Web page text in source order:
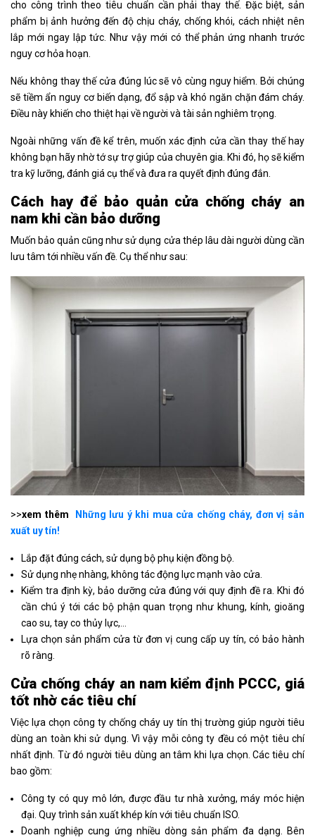
cho công trình theo tiêu chuẩn cần phải thay thế. Đặc biệt, sản
phẩm bị ảnh hưởng đến độ chịu cháy, chống khói, cách nhiệt nên
lắp mới ngay lập tức. Như vậy mới có thể phản ứng nhanh trước
nguy cơ hỏa hoạn.
Nếu không thay thế cửa đúng lúc sẽ vô cùng nguy hiểm. Bởi chúng
sẽ tiềm ẩn nguy cơ biến dạng, đổ sập và khó ngăn chặn đám cháy.
Điều này khiến cho thiệt hại về người và tài sản nghiêm trọng.
Ngoài những vấn đề kể trên, muốn xác định cửa cần thay thế hay
không bạn hãy nhờ tớ sự trợ giúp của chuyên gia. Khi đó, họ sẽ kiểm
tra kỹ lưỡng, đánh giá cụ thể và đưa ra quyết định đúng đắn.
Cách hay để bảo quản cửa chống cháy an
nam khi cần bảo dưỡng
Muốn bảo quản cũng như sử dụng cửa thép lâu dài người dùng cần
lưu tâm tới nhiều vấn đề. Cụ thể như sau:
>>xem thêm
Những lưu ý khi mua cửa chống cháy, đơn vị sản
xuất uy tín!
Lắp đặt đúng cách, sử dụng bộ phụ kiện đồng bộ.
Sử dụng nhẹ nhàng, không tác động lực mạnh vào cửa.
Kiểm tra định kỳ, bảo dưỡng cửa đúng với quy định đề ra. Khi đó
cần chú ý tới các bộ phận quan trọng như khung, kính, gioăng
cao su, tay co thủy lực,…
Lựa chọn sản phẩm cửa từ đơn vị cung cấp uy tín, có bảo hành
rõ ràng.
Cửa chống cháy an nam kiểm định PCCC, giá
tốt nhờ các tiêu chí
Việc lựa chọn công ty chống cháy uy tín thị trường giúp người tiêu
dùng an toàn khi sử dụng. Vì vậy mỗi công ty đều có một tiêu chí
nhất định. Từ đó người tiêu dùng an tâm khi lựa chọn. Các tiêu chí
bao gồm:
Công ty có quy mô lớn, được đầu tư nhà xưởng, máy móc hiện
đại. Quy trình sản xuất khép kín với tiêu chuẩn ISO.
Doanh nghiệp cung ứng nhiều dòng sản phẩm đa dạng. Bên